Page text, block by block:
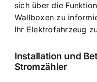
sich über die
Wallboxen zu
Ihr Elektrofahrzeug
Installation und
Stromzähler